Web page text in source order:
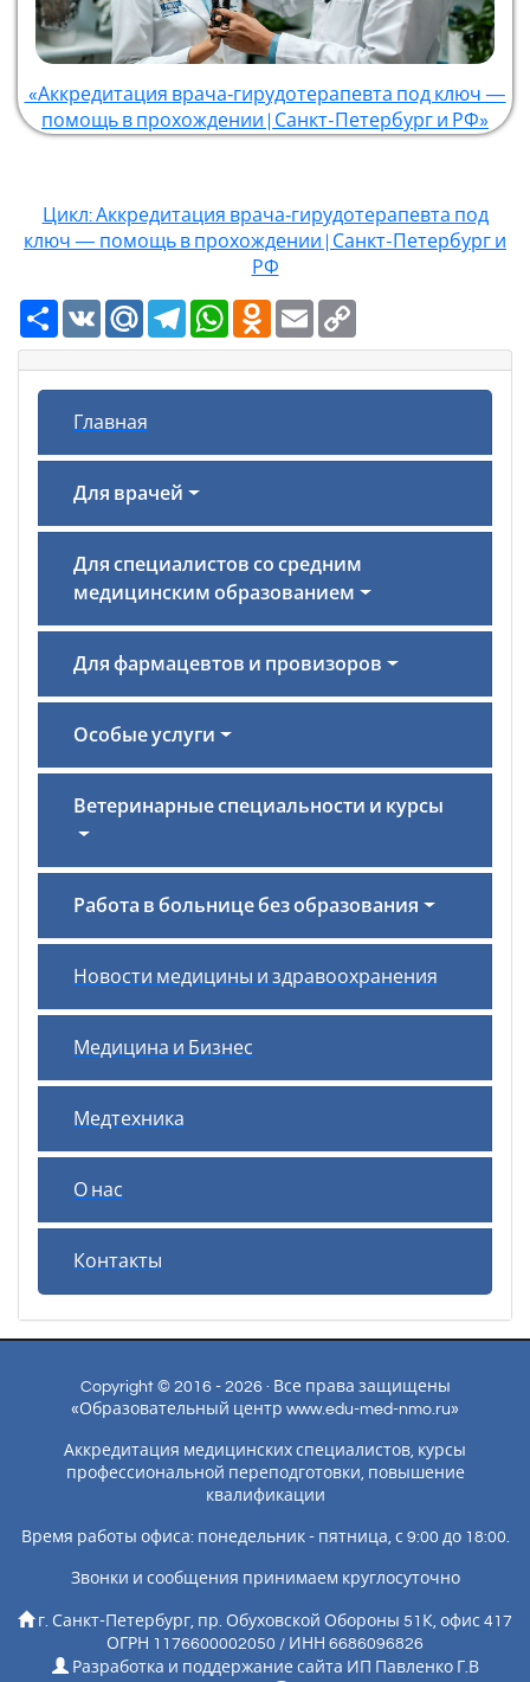
«Аккредитация врача‑гирудотерапевта под ключ —
помощь в прохождении | Санкт-Петербург и РФ»
Цикл: Аккредитация врача‑гирудотерапевта под
ключ — помощь в прохождении | Санкт-Петербург и
РФ
Ресурс
VK Mail.RuTelegramWhatsAppOdnoklassniki
Email
Главная
Для врачей
Для специалистов со средним
медицинским образованием
Для фармацевтов и провизоров
Особые услуги
Ветеринарные специальности и курсы
Работа в больнице без образования
Новости медицины и здравоохранения
Медицина и Бизнес
Медтехника
О нас
Контакты
Copyright © 2016 - 2026 · Все права защищены
«Образовательный центр www.edu-med-nmo.ru»
Аккредитация медицинских специалистов, курсы
профессиональной переподготовки, повышение
квалификации
Время работы офиса: понедельник - пятница, с 9:00 до 18:00.
Звонки и сообщения принимаем круглосуточно
г. Санкт-Петербург, пр. Обуховской Обороны 51К, офис 417
ОГРН 1176600002050 / ИНН 6686096826
Разработка и поддержание сайта ИП Павленко Г.В